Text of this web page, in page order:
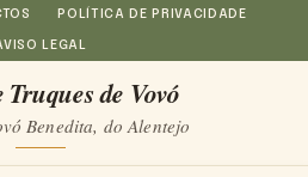
POLÍTICA DE PRIVACIDADE
LEGAL
Truques de Vovó
Benedita, do Alentejo